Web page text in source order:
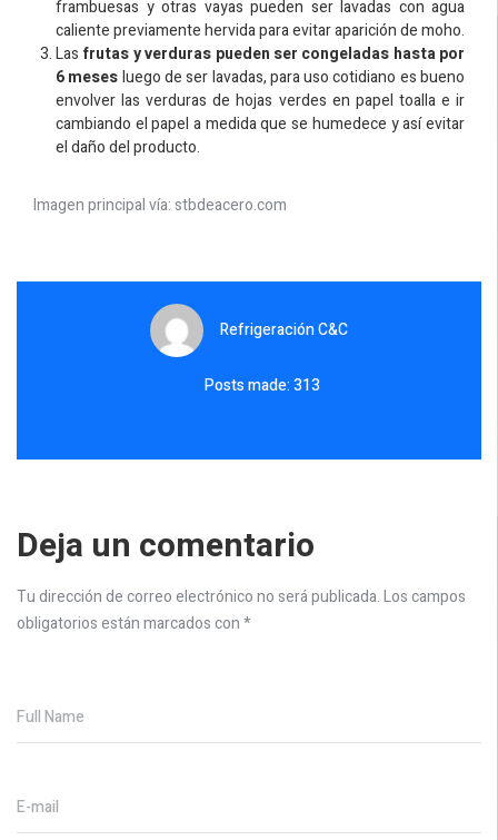
frambuesas y otras vayas pueden ser lavadas con agua
caliente previamente hervida para evitar aparición de moho.
Las frutas y verduras pueden ser congeladas hasta por
6 mesesluego de ser lavadas, para uso cotidiano es bueno
envolver las verduras de hojas verdes en papel toalla e ir
cambiando el papel a medida que se humedece y así evitar
el daño del producto.
Imagen principal vía: stbdeacero.com
Refrigeración C&C
Posts made: 313
Deja un comentario
Tu dirección de correo electrónico no será publicada.Los campos
obligatorios están marcados con*
Full Name
E-mail